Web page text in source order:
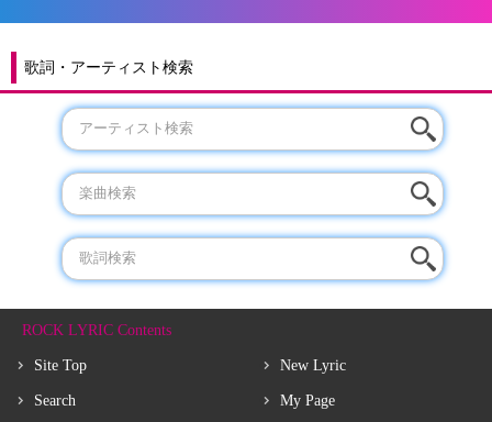
歌詞・アーティスト検索
ROCK LYRIC Contents
Site Top
Search
New Lyric
My Page